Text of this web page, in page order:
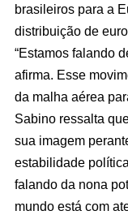
brasileiros para a
distribuição de
“Estamos falando
afirma. Esse
da malha aérea
Sabino ressalta
sua imagem
estabilidade
falando da nona
mundo está com